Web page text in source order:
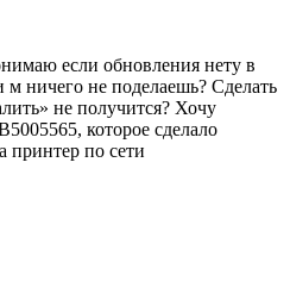
если обновления нету в
м ничего не поделаешь? Сделать
не получится? Хочу
которое сделало
принтер по сети